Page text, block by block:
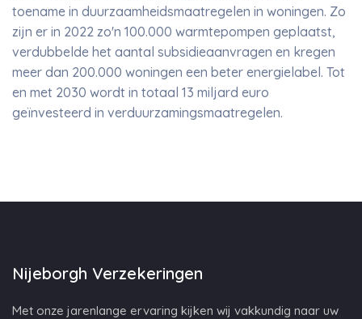
toename in duurzaamheidsmaatregelen in woningen. Zo
zijn er in 2022 zo'n 100.000 warmtepompen geplaatst,
verdubbelde het aantal subsidieaanvragen en kregen
meer dan 200.000 woningen een beter energielabel. Tot
en met 2030 wordt in totaal 13 miljard euro
geïnvesteerd in verduurzamingsmaatregelen.
Nijeborgh Verzekeringen
Met onze jarenlange ervaring kijken wij vakkundig naar uw